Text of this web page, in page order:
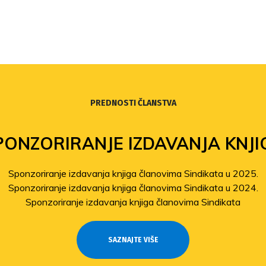
PREDNOSTI ČLANSTVA
IZDAVANJA
Sponzoriranje izdavanja knjiga članovima Sindikata u 2025.
Sponzoriranje izdavanja knjiga članovima Sindikata u 2024.
Sponzoriranje izdavanja knjiga članovima Sindikata
SAZNAJTE VIŠE